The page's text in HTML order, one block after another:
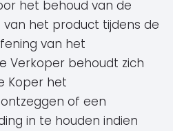
het behoud van de
van het product tijdens de
van het
Verkoper behoudt zich
Koper het
of een
in te houden indien